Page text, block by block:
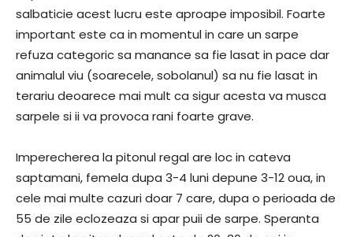
salbaticie acest lucru este aproape imposibil. Foarte
important este ca in momentul in care un sarpe
refuza categoric sa manance sa fie lasat in pace dar
animalul viu (soarecele, sobolanul) sa nu fie lasat in
terariu deoarece mai mult ca sigur acesta va musca
sarpele si ii va provoca rani foarte grave.
Imperecherea la pitonul regal are loc in cateva
saptamani, femela dupa 3-4 luni depune 3-12 oua, in
cele mai multe cazuri doar 7 care, dupa o perioada de
55 de zile eclozeaza si apar puii de sarpe. Speranta